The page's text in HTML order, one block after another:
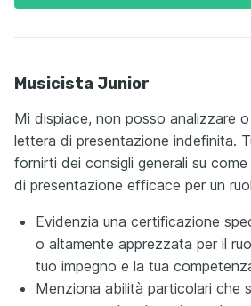
Musicista Junior
Mi dispiace, non posso analizzare
lettera di presentazione indefinita.
fornirti dei consigli generali su
di presentazione efficace per un
Evidenzia una certificazione
o altamente apprezzata per il
tuo impegno e la tua
Menziona abilità particolari che